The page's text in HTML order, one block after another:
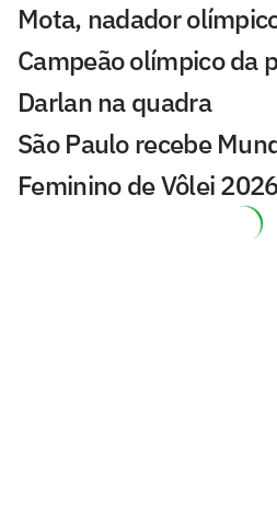
Mota, nadador
Campeão olímpico da
Darlan na quadra
São Paulo recebe
Feminino de Vôlei 2026